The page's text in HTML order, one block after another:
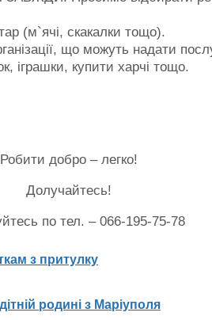
(м`ячі, скакалки тощо).
що можуть надати
іграшки, купити харчі тощо.
Робити добро – легко!
Долучайтесь!
по тел. – 066-195-75-78
з притулку
родині з Маріуполя